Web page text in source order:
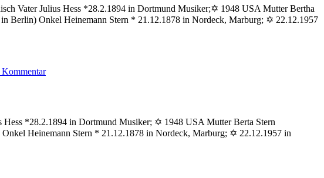
Vater Julius Hess *28.2.1894 in Dortmund Musiker;✡ 1948 USA Mutter Bertha
Berlin) Onkel Heinemann Stern * 21.12.1878 in Nordeck, Marburg; ✡ 22.12.1957
Kommentarzu
Hess *28.2.1894 in Dortmund Musiker; ✡ 1948 USA Mutter Berta Stern
Heinemann Stern * 21.12.1878 in Nordeck, Marburg; ✡ 22.12.1957 in